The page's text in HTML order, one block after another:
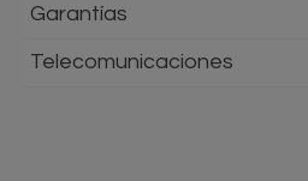
Garantías
Telecomunicaciones